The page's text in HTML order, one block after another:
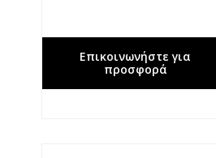
Επικοινωνήστε για
προσφορά